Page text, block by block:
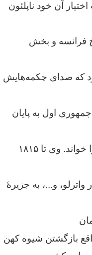
آن خود ناپلئون
فرانسه و بخش
بود که صدای چکمه‌هایش
جمهوری اول به پایان
ناپلئون بعداً خودش را امپراتور هم نامید و عملاً فاتحه جمهوری فرانسه را خواند. وی تا ۱۸۱۵
و...، به جزیرهٔ
بازگشتن شیوه کهن